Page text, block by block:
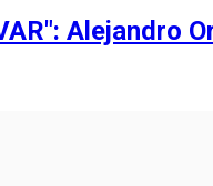
Alejandro